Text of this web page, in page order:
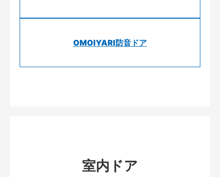
OMOIYARI防音ドア
室内ドア